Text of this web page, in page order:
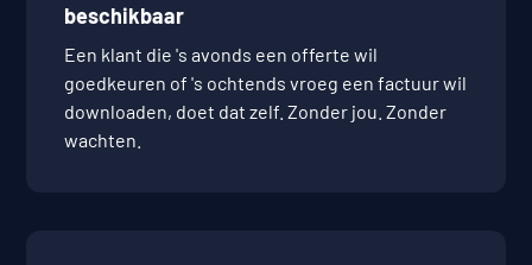
beschikbaar
Een klant die 's avonds een offerte wil
goedkeuren of 's ochtends vroeg een factuur wil
downloaden, doet dat zelf. Zonder jou. Zonder
wachten.